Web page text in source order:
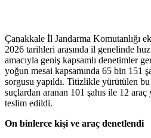
Çanakkale İl Jandarma Komutanlığı
2026 tarihleri arasında il genelinde
amacıyla geniş kapsamlı denetimler
yoğun mesai kapsamında 65 bin 151
sorgusu yapıldı. Titizlikle yürütülen
suçlardan aranan 101 şahıs ile 12
teslim edildi.
On binlerce kişi ve araç denetlendi